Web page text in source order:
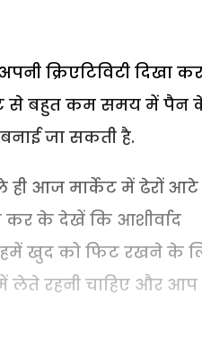
क्रिएटिविटी दिखा कर
आटे से बहुत कम समय में
जा सकती है.
ही आज मार्केट में ढेरों आटे
के देखें कि आशीर्वाद
हमें खुद को फिट रखने के
में लेते रहनी चाहिए और